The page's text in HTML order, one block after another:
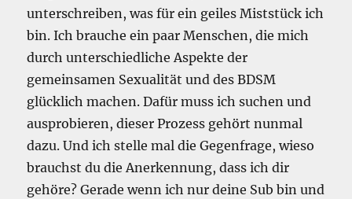
unterschreiben, was für ein geiles Miststück ich
bin. Ich brauche ein paar Menschen, die mich
durch unterschiedliche Aspekte der
gemeinsamen Sexualität und des BDSM
glücklich machen. Dafür muss ich suchen und
ausprobieren, dieser Prozess gehört nunmal
dazu. Und ich stelle mal die Gegenfrage, wieso
brauchst du die Anerkennung, dass ich dir
gehöre? Gerade wenn ich nur deine Sub bin und